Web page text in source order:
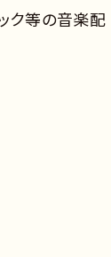
ク等の音楽配